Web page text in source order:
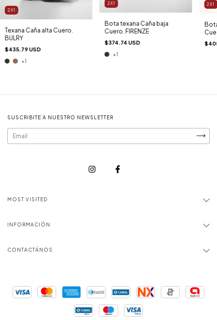
2X1
Texana Caña alta Cuero.
BULRY
$435.79 USD
+1
2X1
Bota texana Caña baja
Cuero. FIRENZE
$374.74 USD
+1
2X1
SUSCRIBITE A NUESTRO NEWSLETTER
MOST VISITED
INFORMACIÓN
CONTACTÁNOS